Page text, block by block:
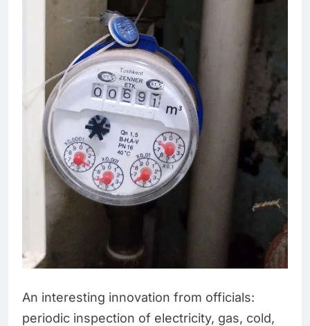
An interesting innovation from officials:
periodic inspection of electricity, gas, cold,